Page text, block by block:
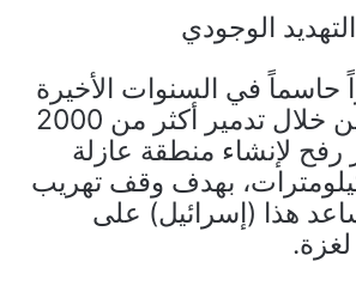
التهديد الوجودي
حاسماً في السنوات الأخيرة
في خنق غزة من خلال تدمير أكثر من 2000
لإنشاء منطقة عازلة
بهدف وقف تهريب
هذا (إسرائيل) على